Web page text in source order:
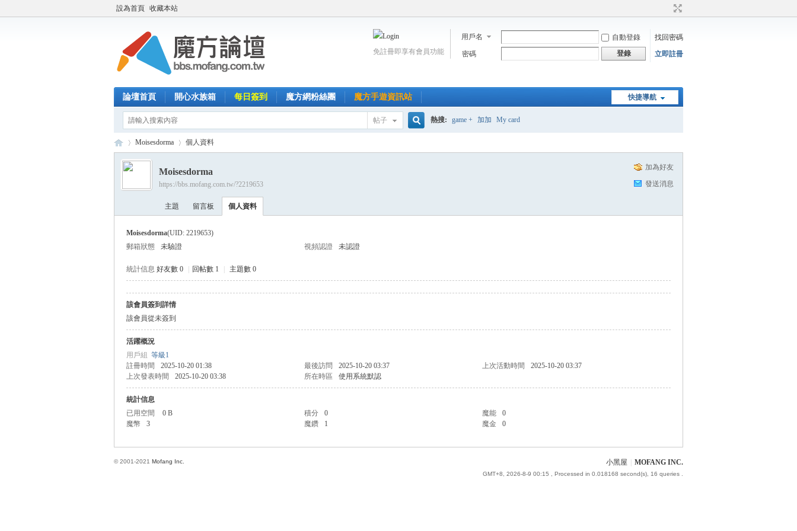
設為首頁 收藏本站
用戶名 自動登錄
找回密碼
密碼
登錄 立即註冊
免註冊即享有會員功能
快捷導航
論壇首頁 開心水族箱 每日簽到 魔方網粉絲團 魔方手遊資訊站
帖子 熱搜: game + 加加 My card
›
Moisesdorma 個人資料
加為好友
發送消息
Moisesdorma
https://bbs.mofang.com.tw/?2219653
主題 留言板 個人資料
Moisesdorma(UID: 2219653)
郵箱狀態
未驗證 視頻認證 未認證
統計信息 好友數 0 回帖數 1 主題數 0
該會員簽到詳情
該會員從未簽到
活躍概況
用戶組 等級1
註冊時間
2025-10-20 01:38 最後訪問 2025-10-20 03:37 上次活動時間
2025-10-20 03:37
上次發表時間
2025-10-20 03:38 所在時區 使用系統默認
統計信息
已用空間
0 B 積分 0 魔能
0
魔幣
3 魔鑽 1 魔金 0
小黑屋 MOFANG INC.
GMT+8, 2026-8-9 00:15 , Processed in 0.018168 second(s), 16 queries .
© 2001-2021 Mofang Inc.